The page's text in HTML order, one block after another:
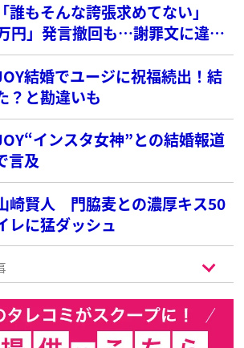
誰もそんな誇張求めてない」
円」発言撤回も…謝罪文に違和
結婚でユージに祝福続出！結
？と勘違いも
インスタ女神”との結婚報道
言及
崎賢人 門脇麦との濃厚キス50
レに猛ダッシュ